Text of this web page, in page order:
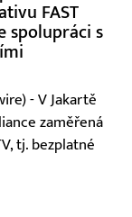
FAST
spolupráci s
- V Jakartě
zaměřená
tj. bezplatné